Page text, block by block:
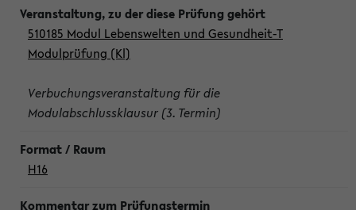
510185 Modul Lebenswelten und Gesundheit-T
Modulprüfung (Kl)
Verbuchungsveranstaltung für die
Modulabschlussklausur (3. Termin)
H16